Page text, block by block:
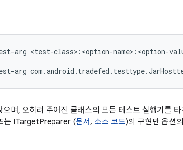
arg <test-class>:<option-name>:<option-
arg
며, 오히려 주어진 클래스의 모든 테스트 실행기를
는 ITargetPreparer (문서, 소스 코드)의 구현만 옵션